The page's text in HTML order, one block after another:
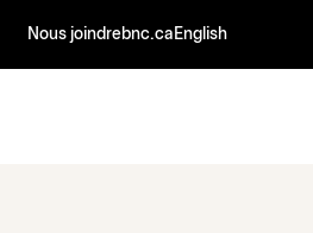
Nous joindrebnc.ca English